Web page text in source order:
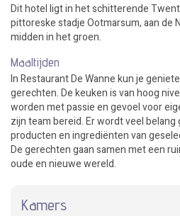
Dit hotel ligt in het schitterende
pittoreske stadje Ootmarsum, aan de
midden in het groen.
Maaltijden
In Restaurant De Wanne kun je
gerechten. De keuken is van hoog
worden met passie en gevoel voor
zijn team bereid. Er wordt veel belang
producten en ingrediënten van
De gerechten gaan samen met een
oude en nieuwe wereld.
Kamers